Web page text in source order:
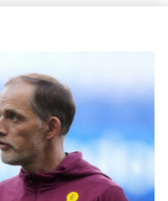
in Catania
auch Malmö
in Bulgarien löst